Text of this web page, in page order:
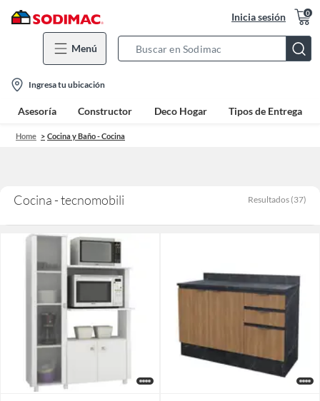
Inicia sesión 0
Menú
Bar
location-
icon
Ingresa tu ubicación
Asesoría Constructor Deco Hogar Tipos de Entrega
Home Cocina y Baño - Cocina
Cocina - tecnomobili Resultados (37)